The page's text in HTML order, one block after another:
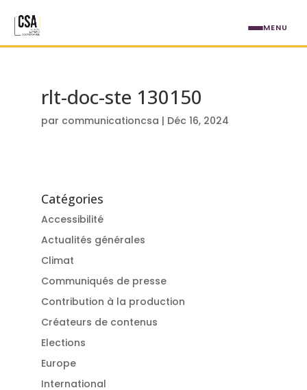
rlt-doc-ste 130150
par communicationcsa | Déc 16, 2024
Catégories
Accessibilité
Actualités générales
Climat
Communiqués de presse
Contribution à la production
Créateurs de contenus
Elections
Europe
International
MENU